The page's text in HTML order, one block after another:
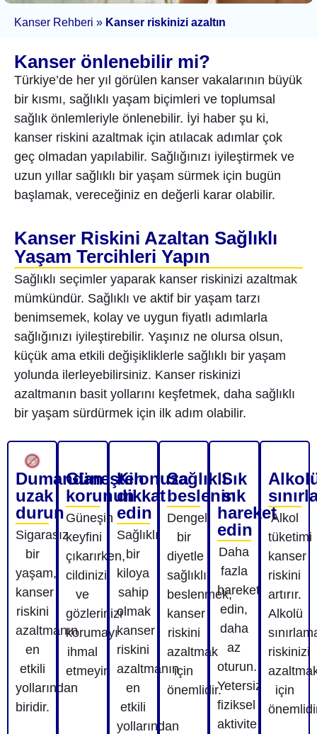
Kanser Rehberi » Kanser riskinizi azaltın
Kanser önlenebilir mi?
Türkiye’de her yıl görülen kanser vakalarının büyük
bir kısmı, sağlıklı yaşam biçimleri ve toplumsal
sağlık önlemleriyle önlenebilir. İyi haber şu ki,
kanser riskini azaltmak için atılacak adımlar çok
geç olmadan yapılabilir. Sağlığınızı iyileştirmek ve
uzun yıllar sağlıklı bir yaşam sürmek için bugün
başlamak, vereceğiniz en değerli karar olabilir.
Kanser Riskini Azaltan Sağlıklı
Yaşam Tercihleri Yapın
Sağlıklı seçimler yaparak kanser riskinizi azaltmak
mümkündür. Sağlıklı ve aktif bir yaşam tarzı
benimsemek, kolay ve uygun fiyatlı adımlarla
sağlığınızı iyileştirebilir. Yaşınız ne olursa olsun,
küçük ama etkili değişikliklerle sağlıklı bir yaşam
yolunda ilerleyebilirsiniz. Kanser riskinizi
azaltmanın basit yollarını keşfetmek, daha sağlıklı
bir yaşam sürdürmek için ilk adım olabilir.
Dumandan
uzak
durun
Sigarasız
bir
yaşam,
kanser
riskini
azaltmanın
en
etkili
yollarından
biridir.
Güneşten
korunun
Güneşin
keyfini
çıkarırken,
cildinizi
ve
gözlerinizi
korumayı
ihmal
etmeyin
Kilonuza
dikkat
edin
Sağlıklı
bir
kiloya
sahip
olmak
kanser
riskini
azaltmanın
en
etkili
yollarından
Sağlıklı
beslenin
Dengeli
bir
diyetle
sağlıklı
beslenmek,
kanser
riskini
azaltmak
için
önemlidir.
Sık
sık
hareket
edin
Daha
fazla
hareket
edin,
daha
az
oturun.
Yetersiz
fiziksel
aktivite
Alkol
tüketimi
kanser
riskini
artırır.
Alkolü
riskinizi
için